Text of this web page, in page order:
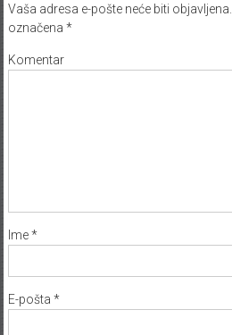
Vaša adresa e-pošte neće biti objavljena.
označena *
Komentar
Ime*
E-pošta *